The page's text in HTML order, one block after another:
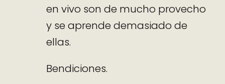
en vivo son de mucho provecho
y se aprende demasiado de
ellas.
Bendiciones.